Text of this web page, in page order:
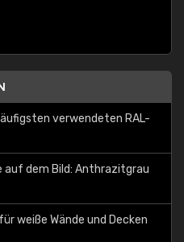
verwendeten RAL-
auf dem Bild: Anthrazitgrau
weiße Wände und Decken